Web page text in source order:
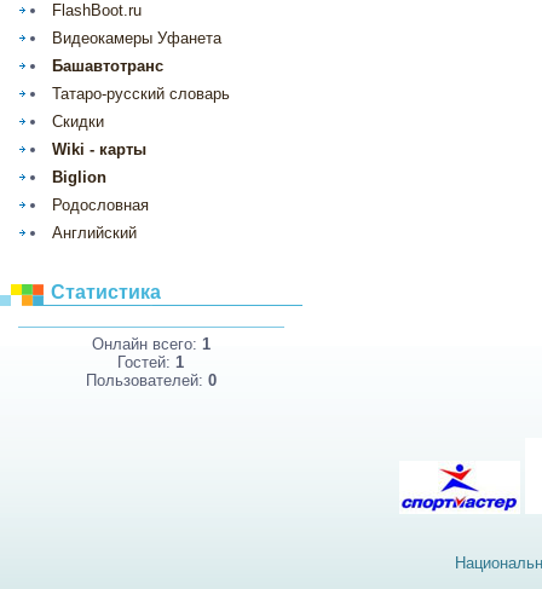
FlashBoot.ru
Видеокамеры Уфанета
Башавтотранс
Татаро-русский словарь
Скидки
Wiki - карты
Biglion
Родословная
Английский
Статистика
Онлайн всего: 1
Гостей:1
Пользователей: 0